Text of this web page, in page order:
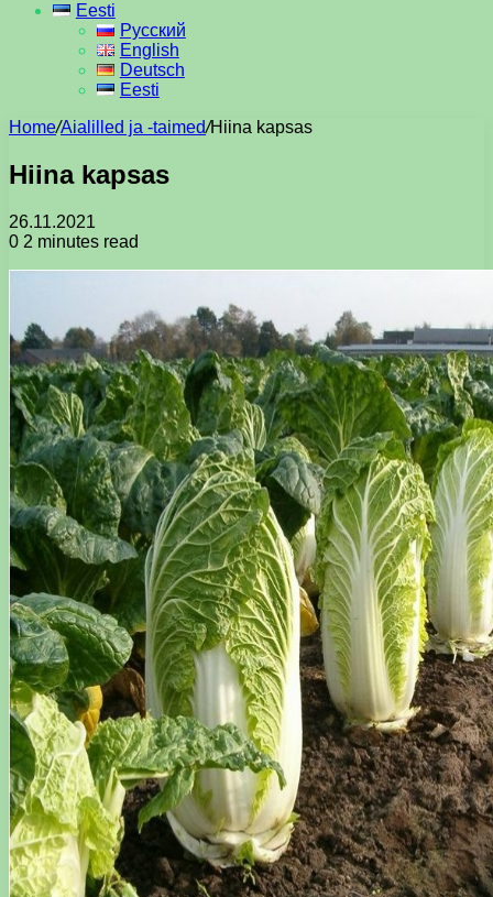
Eesti
Русский
English
Deutsch
Eesti
Home/Aialilled ja -taimed/Hiina kapsas
Hiina kapsas
26.11.2021
0 2 minutes read